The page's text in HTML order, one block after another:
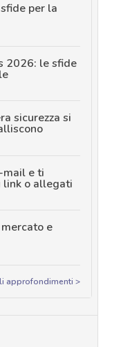
per la
2026: le sfide
sicurezza si
mail e ti
link o allegati
e
approfondimenti >